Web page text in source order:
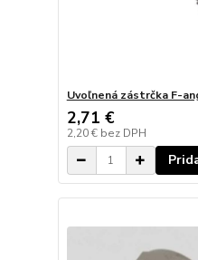
Uvoľnená zástrčka F-
2,71 €
2,20 € bez DPH